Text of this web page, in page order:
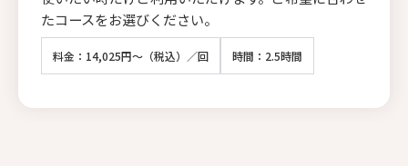
たコースをお選びください。
料金：14,025円～（税込）／回 時間：2.5時間